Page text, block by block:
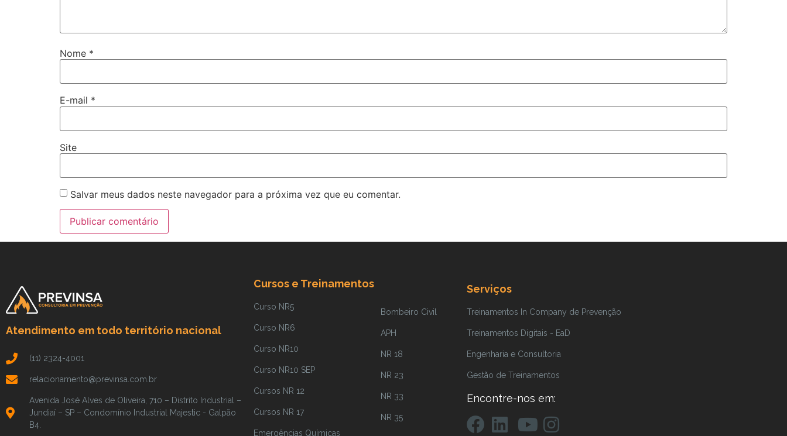
Nome *
E-mail *
Site
Salvar meus dados neste navegador para a próxima vez que eu comentar.
Atendimento em todo território nacional
(11) 2324-4001
relacionamento@previnsa.com.br
Avenida José Alves de Oliveira, 710 – Distrito Industrial –
Jundiaí – SP – Condomínio Industrial Majestic - Galpão
B4.
Cursos e Treinamentos
Curso NR5
Curso NR6
Curso NR10
Curso NR10 SEP
Cursos NR 12
Cursos NR 17
Emergências Químicas
Bombeiro Civil
APH
NR 18
NR 23
NR 33
NR 35
Serviços
Treinamentos In Company de Prevenção
Treinamentos Digitais - EaD
Engenharia e Consultoria
Gestão de Treinamentos
Encontre-nos em: